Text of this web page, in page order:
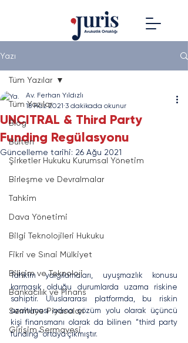
Yazı
Tüm Yazılar
Blog
Bülten
Şirketler Hukuku Kurumsal Yönetim
Birleşme ve Devralmalar
Tahkim
Dava Yönetimi
Bilgi Teknolojileri Hukuku
Fikri ve Sınai Mülkiyet
Bilişim ve Teknoloji
Bankacılık ve Finans
Sermaye Piyasaları
Girişim Sermayesi
Tüm Yazılar
UNCITRAL & Third Party
Funding Regülasyonu
Av. Ferhan Yıldızlı
18 Haz 2021 3 dakikada okunur
Güncelleme tarihi: 26 Ağu 2021
Tahkim yargılamaları, uyuşmazlık konusu
karmaşık olduğu durumlarda uzama riskine
sahiptir. Uluslararası platformda, bu riskin
azaltılması adına çözüm yolu olarak üçüncü
kişi finansmanı olarak da bilinen “third party
funding” ortaya çıkmıştır.